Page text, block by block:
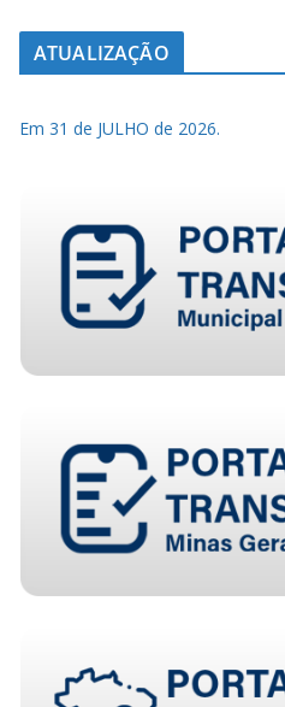
ATUALIZAÇÃO
Em 31 de JULHO de 2026.